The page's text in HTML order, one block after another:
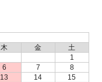
木 金
土
1
6 7
8
13 14
15